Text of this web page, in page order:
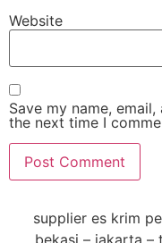
Website
Save my name,
the next time I
supplier es krim